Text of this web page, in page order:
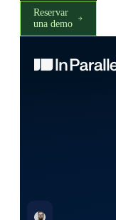
Reservar
una demo